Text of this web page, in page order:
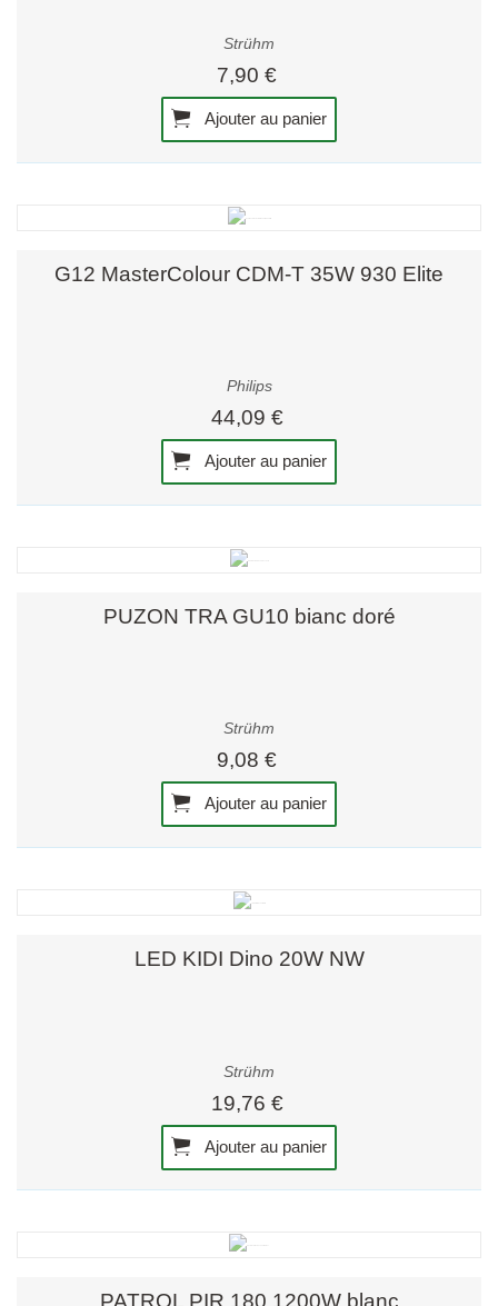
Strühm
7,90 €
Ajouter au panier
G12 MasterColour CDM-T 35W 930 Elite
Philips
44,09 €
Ajouter au panier
PUZON TRA GU10 bianc doré
Strühm
9,08 €
Ajouter au panier
LED KIDI Dino 20W NW
Strühm
19,76 €
Ajouter au panier
PATROL PIR 180 1200W blanc